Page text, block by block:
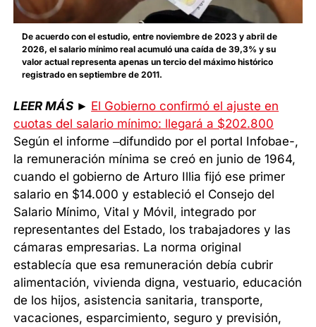
De acuerdo con el estudio, entre noviembre de 2023 y abril de
2026, el salario mínimo real acumuló una caída de 39,3% y su
valor actual representa apenas un tercio del máximo histórico
registrado en septiembre de 2011.
LEER MÁS ► El Gobierno confirmó el ajuste en
cuotas del salario mínimo: llegará a $202.800
Según el informe –difundido por el portal Infobae-,
la remuneración mínima se creó en junio de 1964,
cuando el gobierno de Arturo Illia fijó ese primer
salario en $14.000 y estableció el Consejo del
Salario Mínimo, Vital y Móvil, integrado por
representantes del Estado, los trabajadores y las
cámaras empresarias. La norma original
establecía que esa remuneración debía cubrir
alimentación, vivienda digna, vestuario, educación
de los hijos, asistencia sanitaria, transporte,
vacaciones, esparcimiento, seguro y previsión,